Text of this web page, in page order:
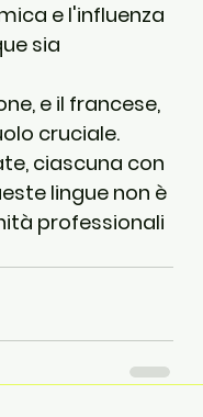
e l'influenza
sia
e il francese,
cruciale.
ciascuna con
lingue non è
professionali